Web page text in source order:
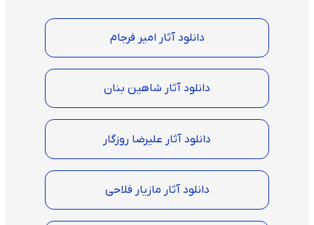
دانلود آثار امیر فرجام
دانلود آثار شاهین بنان
دانلود آثار علیرضا روزگار
دانلود آثار مازیار فلاحی